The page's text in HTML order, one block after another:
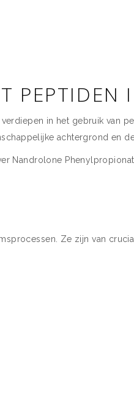
PEPTIDEN
in het gebruik van
achtergrond en
Nandrolone
Ze zijn van